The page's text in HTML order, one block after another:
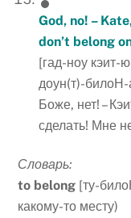
God, no! –
don’t belong
[гад-ноу кэит-
доун(т)-
Боже, нет! –
сделать! Мне
Словарь:
to belong [ту-
какому-то месту)